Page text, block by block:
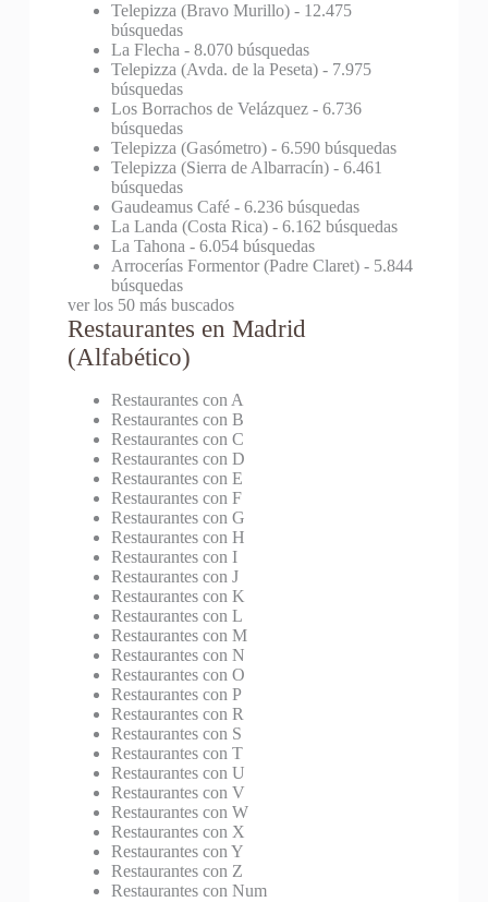
Telepizza (Bravo Murillo)- 12.475
búsquedas
La Flecha - 8.070 búsquedas
Telepizza (Avda. de la Peseta)- 7.975
búsquedas
Los Borrachos de Velázquez- 6.736
búsquedas
Telepizza (Gasómetro)- 6.590 búsquedas
Telepizza (Sierra de Albarracín)- 6.461
búsquedas
Gaudeamus Café- 6.236 búsquedas
La Landa (Costa Rica)- 6.162 búsquedas
La Tahona - 6.054 búsquedas
Arrocerías Formentor (Padre Claret)- 5.844
búsquedas
ver los 50 más buscados
Restaurantes en Madrid
(Alfabético)
Restaurantes con A
Restaurantes con B
Restaurantes con C
Restaurantes con D
Restaurantes con E
Restaurantes con F
Restaurantes con G
Restaurantes con H
Restaurantes con I
Restaurantes con J
Restaurantes con K
Restaurantes con L
Restaurantes con M
Restaurantes con N
Restaurantes con O
Restaurantes con P
Restaurantes con R
Restaurantes con S
Restaurantes con T
Restaurantes con U
Restaurantes con V
Restaurantes con W
Restaurantes con X
Restaurantes con Y
Restaurantes con Z
Restaurantes con Num